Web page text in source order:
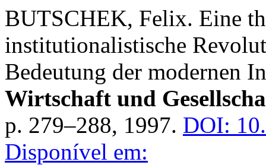
BUTSCHEK, Felix. Eine
institutionalistische
Bedeutung der modernen
Wirtschaft und
p. 279–288, 1997. DOI:
Disponível em: